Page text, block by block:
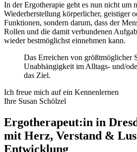
In der Ergotherapie geht es nun nicht um
Wiederherstellung körperlicher, geistiger
Funktionen, sondern darum, dass der
Rollen und die damit verbundenen
wieder bestmöglichst einnehmen kann.
Das Erreichen von größtmöglicher
Unabhängigkeit im Alltags- und/
das Ziel.
Ich freue mich auf ein Kennenlernen
Ihre Susan Schölzel
Ergotherapeut:in in
mit Herz, Verstand &
Entwicklung